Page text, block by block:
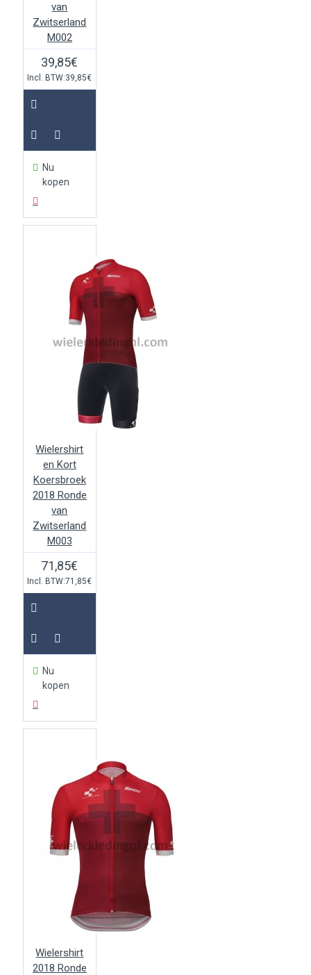
van
Zwitserland
M002
39,85€
Incl. BTW:39,85€
Nu
kopen
Wielershirt
en Kort
Koersbroek
2018 Ronde
van
Zwitserland
M003
71,85€
Incl. BTW:71,85€
Nu
kopen
Wielershirt
2018 Ronde